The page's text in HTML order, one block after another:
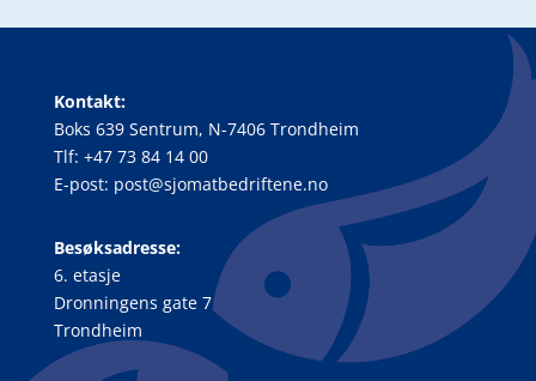
Kontakt:
Boks 639 Sentrum, N-7406 Trondheim
Tlf: +47 73 84 14 00
E-post: post@sjomatbedriftene.no
Besøksadresse:
6. etasje
Dronningens gate 7
Trondheim